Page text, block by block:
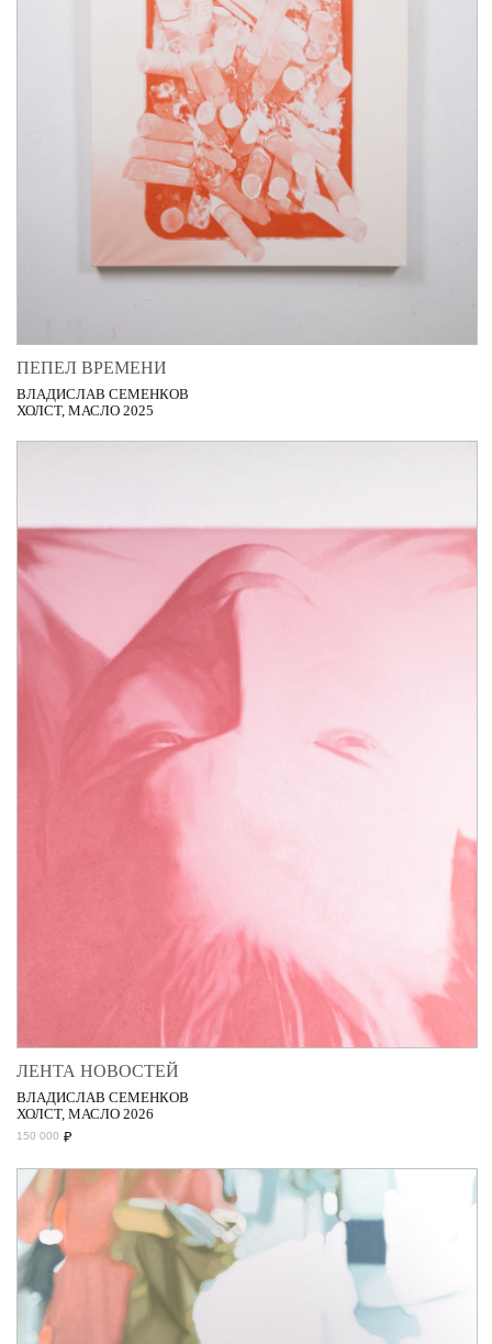
ПЕПЕЛ ВРЕМЕНИ
ВЛАДИСЛАВ СЕМЕНКОВ
ХОЛСТ, МАСЛО 2025
ЛЕНТА НОВОСТЕЙ
ВЛАДИСЛАВ СЕМЕНКОВ
ХОЛСТ, МАСЛО 2026
150 000 ₽